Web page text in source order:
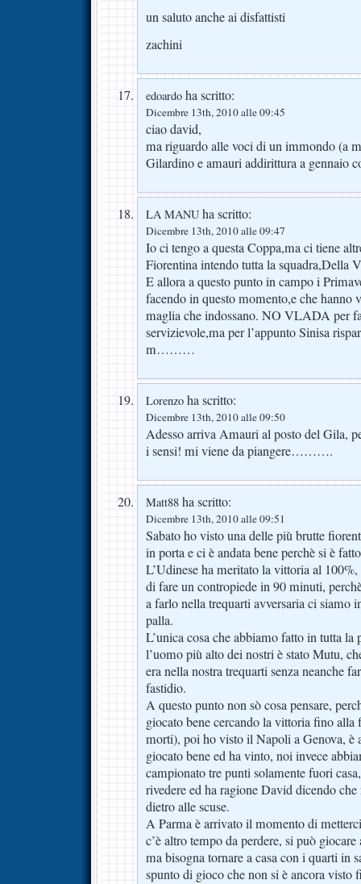
un saluto anche ai disfattisti
zachini
edoardo ha scritto:
Dicembre 13th, 2010 alle 09:45
ciao david,
ma riguardo alle voci di un immondo (a
Gilardino e amauri addirittura a gennaio
LA MANU ha scritto:
Dicembre 13th, 2010 alle 09:47
Io ci tengo a questa Coppa,ma ci tiene
Fiorentina intendo tutta la squadra,Della
E allora a questo punto in campo i
facendo in questo momento,e che hanno
maglia che indossano. NO VLADA per
servizievole,ma per l’appunto Sinisa
m………
Lorenzo ha scritto:
Dicembre 13th, 2010 alle 09:50
Adesso arriva Amauri al posto del Gila,
i sensi! mi viene da piangere……….
Matt88 ha scritto:
Dicembre 13th, 2010 alle 09:51
Sabato ho visto una delle più brutte
in porta e ci è andata bene perchè si è
L’Udinese ha meritato la vittoria al
di fare un contropiede in 90 minuti,
a farlo nella trequarti avversaria ci siamo
palla.
L’unica cosa che abbiamo fatto in tutta la
l’uomo più alto dei nostri è stato Mutu,
era nella nostra trequarti senza neanche
fastidio.
A questo punto non sò cosa pensare,
giocato bene cercando la vittoria fino alla
morti), poi ho visto il Napoli a Genova, è
giocato bene ed ha vinto, noi invece
campionato tre punti solamente fuori
rivedere ed ha ragione David dicendo
dietro alle scuse.
A Parma è arrivato il momento di
c’è altro tempo da perdere, si può
ma bisogna tornare a casa con i quarti in
spunto di gioco che non si è ancora visto